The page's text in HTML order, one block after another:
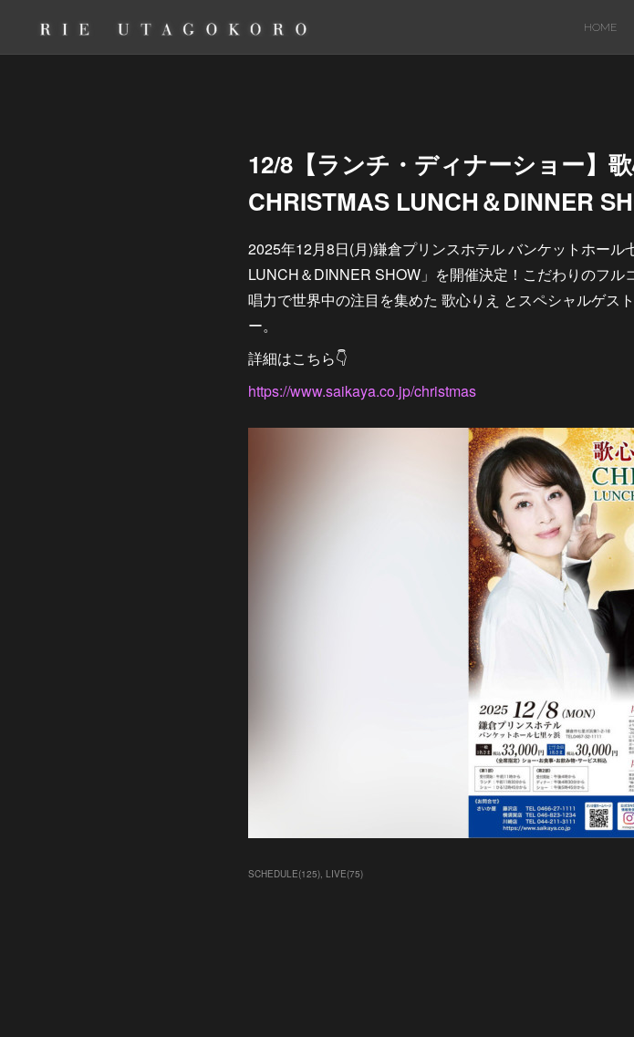
HOME
12/8【ランチ・ディナーショー】
CHRISTMAS LUNCH＆DINNER
2025年12月8日(月)鎌倉プリンスホテル バンケットホー
LUNCH＆DINNER SHOW」を開催決定！こだわりのフ
唱力で世界中の注目を集めた 歌心りえ とスペシャルゲス
ー。
詳細はこちら👇
https://www.saikaya.co.jp/christmas
SCHEDULE(125) LIVE(75)